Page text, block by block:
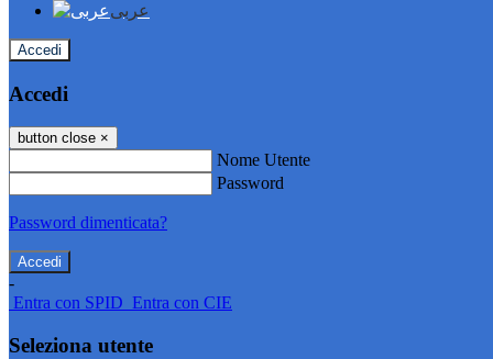
عربى
Accedi
Accedi
button close ×
Nome Utente
Password
Password dimenticata?
-
Entra con SPID Entra con CIE
Seleziona utente